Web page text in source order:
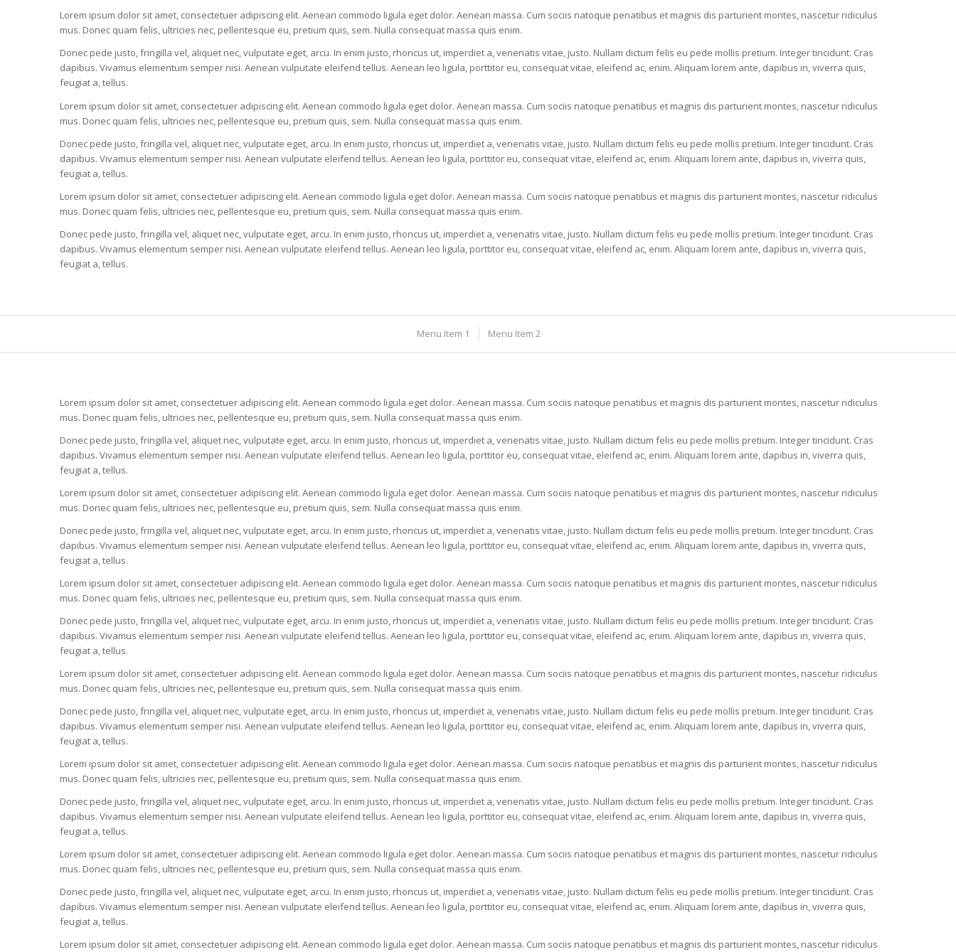
Lorem ipsum dolor sit amet, consectetuer adipiscing elit. Aenean commodo ligula eget dolor. Aenean massa. Cum sociis natoque penatibus et magnis dis parturient montes, nascetur ridiculus
mus. Donec quam felis, ultricies nec, pellentesque eu, pretium quis, sem. Nulla consequat massa quis enim.
Donec pede justo, fringilla vel, aliquet nec, vulputate eget, arcu. In enim justo, rhoncus ut, imperdiet a, venenatis vitae, justo. Nullam dictum felis eu pede mollis pretium. Integer tincidunt. Cras
dapibus. Vivamus elementum semper nisi. Aenean vulputate eleifend tellus. Aenean leo ligula, porttitor eu, consequat vitae, eleifend ac, enim. Aliquam lorem ante, dapibus in, viverra quis,
feugiat a, tellus.
Lorem ipsum dolor sit amet, consectetuer adipiscing elit. Aenean commodo ligula eget dolor. Aenean massa. Cum sociis natoque penatibus et magnis dis parturient montes, nascetur ridiculus
mus. Donec quam felis, ultricies nec, pellentesque eu, pretium quis, sem. Nulla consequat massa quis enim.
Donec pede justo, fringilla vel, aliquet nec, vulputate eget, arcu. In enim justo, rhoncus ut, imperdiet a, venenatis vitae, justo. Nullam dictum felis eu pede mollis pretium. Integer tincidunt. Cras
dapibus. Vivamus elementum semper nisi. Aenean vulputate eleifend tellus. Aenean leo ligula, porttitor eu, consequat vitae, eleifend ac, enim. Aliquam lorem ante, dapibus in, viverra quis,
feugiat a, tellus.
Lorem ipsum dolor sit amet, consectetuer adipiscing elit. Aenean commodo ligula eget dolor. Aenean massa. Cum sociis natoque penatibus et magnis dis parturient montes, nascetur ridiculus
mus. Donec quam felis, ultricies nec, pellentesque eu, pretium quis, sem. Nulla consequat massa quis enim.
Donec pede justo, fringilla vel, aliquet nec, vulputate eget, arcu. In enim justo, rhoncus ut, imperdiet a, venenatis vitae, justo. Nullam dictum felis eu pede mollis pretium. Integer tincidunt. Cras
dapibus. Vivamus elementum semper nisi. Aenean vulputate eleifend tellus. Aenean leo ligula, porttitor eu, consequat vitae, eleifend ac, enim. Aliquam lorem ante, dapibus in, viverra quis,
feugiat a, tellus.
Menu Item 1 Menu Item 2
Lorem ipsum dolor sit amet, consectetuer adipiscing elit. Aenean commodo ligula eget dolor. Aenean massa. Cum sociis natoque penatibus et magnis dis parturient montes, nascetur ridiculus
mus. Donec quam felis, ultricies nec, pellentesque eu, pretium quis, sem. Nulla consequat massa quis enim.
Donec pede justo, fringilla vel, aliquet nec, vulputate eget, arcu. In enim justo, rhoncus ut, imperdiet a, venenatis vitae, justo. Nullam dictum felis eu pede mollis pretium. Integer tincidunt. Cras
dapibus. Vivamus elementum semper nisi. Aenean vulputate eleifend tellus. Aenean leo ligula, porttitor eu, consequat vitae, eleifend ac, enim. Aliquam lorem ante, dapibus in, viverra quis,
feugiat a, tellus.
Lorem ipsum dolor sit amet, consectetuer adipiscing elit. Aenean commodo ligula eget dolor. Aenean massa. Cum sociis natoque penatibus et magnis dis parturient montes, nascetur ridiculus
mus. Donec quam felis, ultricies nec, pellentesque eu, pretium quis, sem. Nulla consequat massa quis enim.
Donec pede justo, fringilla vel, aliquet nec, vulputate eget, arcu. In enim justo, rhoncus ut, imperdiet a, venenatis vitae, justo. Nullam dictum felis eu pede mollis pretium. Integer tincidunt. Cras
dapibus. Vivamus elementum semper nisi. Aenean vulputate eleifend tellus. Aenean leo ligula, porttitor eu, consequat vitae, eleifend ac, enim. Aliquam lorem ante, dapibus in, viverra quis,
feugiat a, tellus.
Lorem ipsum dolor sit amet, consectetuer adipiscing elit. Aenean commodo ligula eget dolor. Aenean massa. Cum sociis natoque penatibus et magnis dis parturient montes, nascetur ridiculus
mus. Donec quam felis, ultricies nec, pellentesque eu, pretium quis, sem. Nulla consequat massa quis enim.
Donec pede justo, fringilla vel, aliquet nec, vulputate eget, arcu. In enim justo, rhoncus ut, imperdiet a, venenatis vitae, justo. Nullam dictum felis eu pede mollis pretium. Integer tincidunt. Cras
dapibus. Vivamus elementum semper nisi. Aenean vulputate eleifend tellus. Aenean leo ligula, porttitor eu, consequat vitae, eleifend ac, enim. Aliquam lorem ante, dapibus in, viverra quis,
feugiat a, tellus.
Lorem ipsum dolor sit amet, consectetuer adipiscing elit. Aenean commodo ligula eget dolor. Aenean massa. Cum sociis natoque penatibus et magnis dis parturient montes, nascetur ridiculus
mus. Donec quam felis, ultricies nec, pellentesque eu, pretium quis, sem. Nulla consequat massa quis enim.
Donec pede justo, fringilla vel, aliquet nec, vulputate eget, arcu. In enim justo, rhoncus ut, imperdiet a, venenatis vitae, justo. Nullam dictum felis eu pede mollis pretium. Integer tincidunt. Cras
dapibus. Vivamus elementum semper nisi. Aenean vulputate eleifend tellus. Aenean leo ligula, porttitor eu, consequat vitae, eleifend ac, enim. Aliquam lorem ante, dapibus in, viverra quis,
feugiat a, tellus.
Lorem ipsum dolor sit amet, consectetuer adipiscing elit. Aenean commodo ligula eget dolor. Aenean massa. Cum sociis natoque penatibus et magnis dis parturient montes, nascetur ridiculus
mus. Donec quam felis, ultricies nec, pellentesque eu, pretium quis, sem. Nulla consequat massa quis enim.
Donec pede justo, fringilla vel, aliquet nec, vulputate eget, arcu. In enim justo, rhoncus ut, imperdiet a, venenatis vitae, justo. Nullam dictum felis eu pede mollis pretium. Integer tincidunt. Cras
dapibus. Vivamus elementum semper nisi. Aenean vulputate eleifend tellus. Aenean leo ligula, porttitor eu, consequat vitae, eleifend ac, enim. Aliquam lorem ante, dapibus in, viverra quis,
feugiat a, tellus.
Lorem ipsum dolor sit amet, consectetuer adipiscing elit. Aenean commodo ligula eget dolor. Aenean massa. Cum sociis natoque penatibus et magnis dis parturient montes, nascetur ridiculus
mus. Donec quam felis, ultricies nec, pellentesque eu, pretium quis, sem. Nulla consequat massa quis enim.
Donec pede justo, fringilla vel, aliquet nec, vulputate eget, arcu. In enim justo, rhoncus ut, imperdiet a, venenatis vitae, justo. Nullam dictum felis eu pede mollis pretium. Integer tincidunt. Cras
dapibus. Vivamus elementum semper nisi. Aenean vulputate eleifend tellus. Aenean leo ligula, porttitor eu, consequat vitae, eleifend ac, enim. Aliquam lorem ante, dapibus in, viverra quis,
feugiat a, tellus.
Lorem ipsum dolor sit amet, consectetuer adipiscing elit. Aenean commodo ligula eget dolor. Aenean massa. Cum sociis natoque penatibus et magnis dis parturient montes, nascetur ridiculus